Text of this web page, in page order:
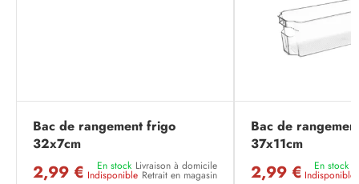
Bac de rangement frigo
32x7cm
2,99 € En stock Livraison à domicile
Indisponible Retrait en magasin
Bac de
37x11cm
2,99 € En stock
Indisponible